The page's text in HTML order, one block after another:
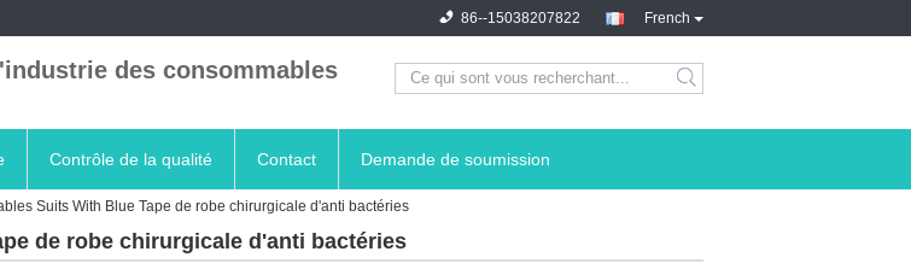
French
86--15038207822
des consommables
Contrôle de la qualité Contact Demande de soumission
Suits With Blue Tape de robe chirurgicale d'anti bactéries
de robe chirurgicale d'anti bactéries